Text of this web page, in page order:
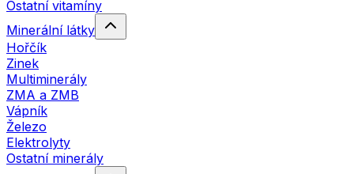
Ostatní vitamíny
Minerální látky
Hořčík
Zinek
Multiminerály
ZMA a ZMB
Vápník
Železo
Elektrolyty
Ostatní minerály